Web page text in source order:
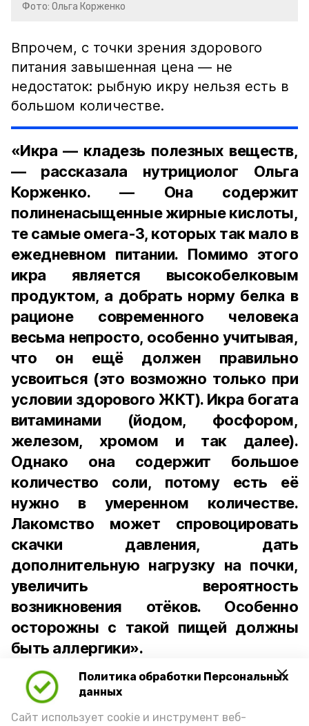
Политика обработки Персональных
данных
Сайт использует cookie и инструмент веб-
Фото: Ольга Корженко
Впрочем, с точки зрения здорового
питания завышенная цена — не
недостаток: рыбную икру нельзя есть в
большом количестве.
«Икра — кладезь полезных веществ,
— рассказала нутрициолог Ольга
Корженко. — Она содержит
полиненасыщенные жирные кислоты,
те самые омега-3, которых так мало в
ежедневном питании. Помимо этого
икра является высокобелковым
продуктом, а добрать норму белка в
рационе современного человека
весьма непросто, особенно учитывая,
что он ещё должен правильно
усвоиться (это возможно только при
условии здорового ЖКТ). Икра богата
витаминами (йодом, фосфором,
железом, хромом и так далее).
Однако она содержит большое
количество соли, потому есть её
нужно в умеренном количестве.
Лакомство может спровоцировать
скачки давления, дать
дополнительную нагрузку на почки,
увеличить вероятность
возникновения отёков. Особенно
осторожны с такой пищей должны
быть аллергики».
Для взрослого человека безопасной
порцией икры считается 30-50 граммов
(2-3 ложки). При этом следует обратить